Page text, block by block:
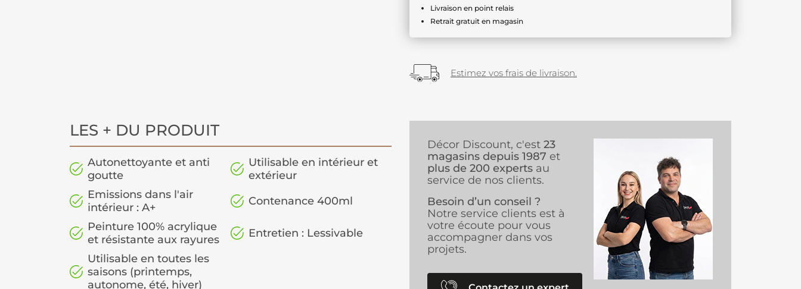
Livraison en point relais
Retrait gratuit en magasin
Estimez vos frais de livraison.
LES + DU PRODUIT
Autonettoyante et anti
goutte
Utilisable en intérieur et
extérieur
Emissions dans l'air
intérieur : A+
Contenance 400ml
Peinture 100% acrylique
et résistante aux rayures
Entretien : Lessivable
Utilisable en toutes les
saisons (printemps,
autonome, été, hiver)
Décor Discount, c'est 23
magasins depuis 1987 et
plus de 200 experts au
service de nos clients.
Besoin d’un conseil ?
Notre service clients est à
votre écoute pour vous
accompagner dans vos
projets.